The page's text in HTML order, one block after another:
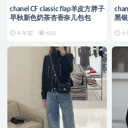
chanel CF classic flap羊皮方胖子
早秋新色奶茶杏香奈儿包包
4 年前 601
黑
4